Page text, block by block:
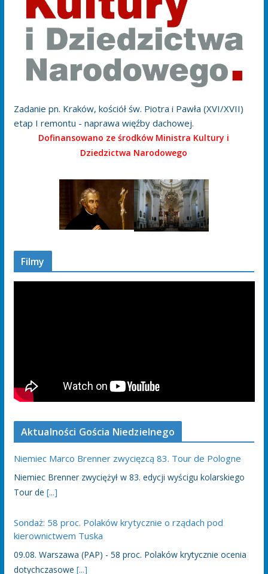
Zadanie pn. Kraków, kościół św. Piotra i Pawła (XVI/XVII)
etap I remontu - naprawa więźby dachowej.
Dofinansowano ze środków Ministra Kultury i
Dziedzictwa Narodowego
Filmy
Aktualności Gościa Niedzielnego
Niemiec Marco Brenner zwycięzcą 83. Tour de Pologne
Niemiec Brenner zwyciężył w 83. edycji wyścigu kolarskiego
Tour de [...]
Sondaż: 58 proc. Polaków krytycznie o rządach pod
kierownictwem Tuska
09.08. Warszawa (PAP) - 58 proc. Polaków krytycznie ocenia
dotychczasowe [...]